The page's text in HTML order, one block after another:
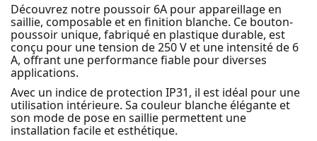
Découvrez notre poussoir 6A pour appareillage en
saillie, composable et en finition blanche. Ce bouton-
poussoir unique, fabriqué en plastique durable, est
conçu pour une tension de 250 V et une intensité de 6
A, offrant une performance fiable pour diverses
applications.
Avec un indice de protection IP31, il est idéal pour une
utilisation intérieure. Sa couleur blanche élégante et
son mode de pose en saillie permettent une
installation facile et esthétique.